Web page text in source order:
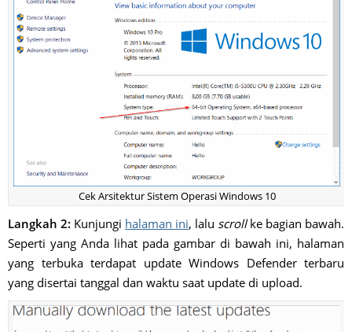
Cek Arsitektur Sistem Operasi Windows 10
Langkah 2: Kunjungi halaman ini, lalu scrollke bagian bawah.
Seperti yang Anda lihat pada gambar di bawah ini, halaman
yang terbuka terdapat update Windows Defender terbaru
yang disertai tanggal dan waktu saat update di upload.